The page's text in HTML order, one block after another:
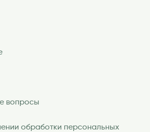
вопросы
обработки персональных